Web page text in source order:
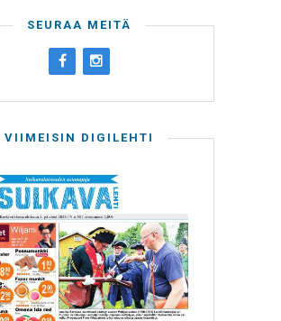
SEURAA MEITÄ
VIIMEISIN DIGILEHTI